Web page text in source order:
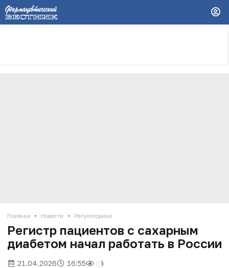
Главная • Новости • Регуляторика
Регистр пациентов с сахарным
диабетом начал работать в России
21.04.2026 16:55